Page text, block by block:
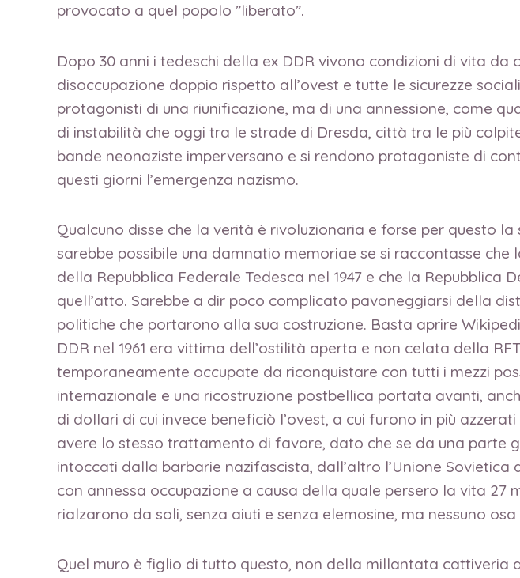
provocato a quel popolo ”liberato”.
Dopo 30 anni i tedeschi della ex DDR vivono condizioni di vita
disoccupazione doppio rispetto all’ovest e tutte le sicurezze
protagonisti di una riunificazione, ma di una annessione, come
di instabilità che oggi tra le strade di Dresda, città tra le più
bande neonaziste imperversano e si rendono protagoniste di
questi giorni l’emergenza nazismo.
Qualcuno disse che la verità è rivoluzionaria e forse per questo
sarebbe possibile una damnatio memoriae se si raccontasse
della Repubblica Federale Tedesca nel 1947 e che la
quell’atto. Sarebbe a dir poco complicato pavoneggiarsi della
politiche che portarono alla sua costruzione. Basta aprire
DDR nel 1961 era vittima dell’ostilità aperta e non celata della
temporaneamente occupate da riconquistare con tutti i mezzi
internazionale e una ricostruzione postbellica portata avanti,
di dollari di cui invece beneficiò l’ovest, a cui furono in più
avere lo stesso trattamento di favore, dato che se da una parte
intoccati dalla barbarie nazifascista, dall’altro l’Unione
con annessa occupazione a causa della quale persero la vita 27
rialzarono da soli, senza aiuti e senza elemosine, ma nessuno
Quel muro è figlio di tutto questo, non della millantata cattiveria